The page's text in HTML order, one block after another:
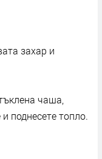
захар и
чаша,
поднесете топло.